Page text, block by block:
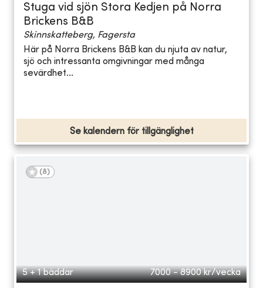
Stuga vid sjön Stora Kedjen på Norra
Brickens B&B
Skinnskatteberg, Fagersta
Här på Norra Brickens B&B kan du njuta av natur,
sjö och intressanta omgivningar med många
sevärdhet...
Se kalendern för tillgänglighet
(8)
5 + 1 bäddar 7000 - 8900 kr/vecka